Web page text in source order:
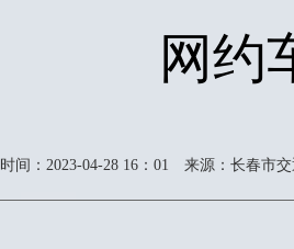
网约
时间：2023-04-28 16：01 来源：长春市